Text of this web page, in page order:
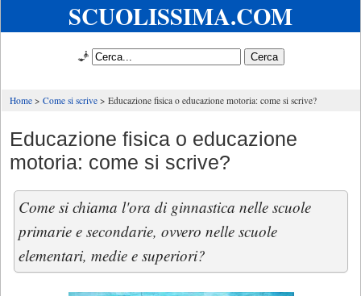
SCUOLISSIMA.COM
🧞
Home Come si scrive Educazione fisica o educazione motoria: come si scrive?
Educazione fisica o educazione
motoria: come si scrive?
Come si chiama l'ora di ginnastica nelle scuole
primarie e secondarie, ovvero nelle scuole
elementari, medie e superiori?